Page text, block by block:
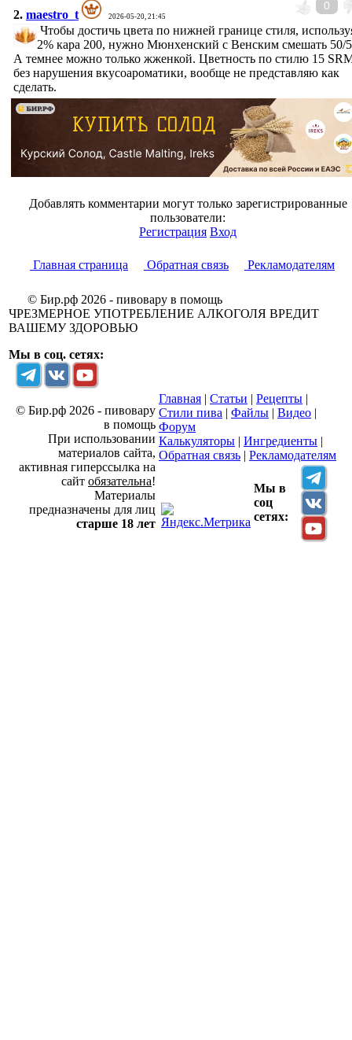
0
2. maestro_t 2026-05-20, 21:45
Чтобы достичь цвета по нижней границе стиля,
2% кара 200, нужно Мюнхенский с Венским смешать 50/
А темнее можно только жженкой. Цветность по стилю 15
без нарушения вкусоароматики, вообще не представляю как
сделать.
Добавлять комментарии могут только зарегистрированные
пользователи:
Регистрация Вход
Главная страница Обратная связь Рекламодателям
© Бир.рф 2026 - пивовару в помощь
ЧРЕЗМЕРНОЕ УПОТРЕБЛЕНИЕ АЛКОГОЛЯ ВРЕДИТ
ВАШЕМУ ЗДОРОВЬЮ
Мы в соц. сетях:
© Бир.рф 2026 - пивовару
в помощь
При использовании
материалов сайта,
активная гиперссылка на
сайт обязательна!
Материалы
предназначены для лиц
старше 18 лет
Главная | Статьи | Рецепты |
Стили пива | Файлы | Видео |
Форум
Калькуляторы | Ингредиенты |
Обратная связь | Рекламодателям
Мы в
соц
сетях: